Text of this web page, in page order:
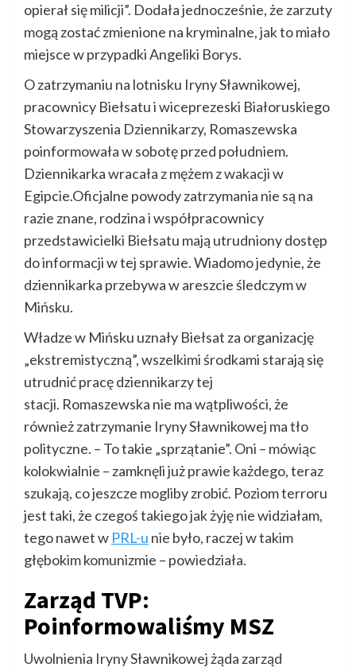
opierał się milicji”. Dodała jednocześnie, że zarzuty
mogą zostać zmienione na kryminalne, jak to miało
miejsce w przypadki Angeliki Borys.
O zatrzymaniu na lotnisku Iryny Sławnikowej,
pracownicy Biełsatu i wiceprezeski Białoruskiego
Stowarzyszenia Dziennikarzy, Romaszewska
poinformowała w sobotę przed południem.
Dziennikarka wracała z mężem z wakacji w
Egipcie.Oficjalne powody zatrzymania nie są na
razie znane, rodzina i współpracownicy
przedstawicielki Biełsatu mają utrudniony dostęp
do informacji w tej sprawie. Wiadomo jedynie, że
dziennikarka przebywa w areszcie śledczym w
Mińsku.
Władze w Mińsku uznały Biełsat za organizację
„ekstremistyczną”, wszelkimi środkami starają się
utrudnić pracę dziennikarzy tej
stacji. Romaszewska nie ma wątpliwości, że
również zatrzymanie Iryny Sławnikowej ma tło
polityczne. – To takie „sprzątanie”. Oni – mówiąc
kolokwialnie – zamknęli już prawie każdego, teraz
szukają, co jeszcze mogliby zrobić. Poziom terroru
jest taki, że czegoś takiego jak żyję nie widziałam,
tego nawet w PRL-u nie było, raczej w takim
głębokim komunizmie – powiedziała.
Zarząd TVP:
Poinformowaliśmy MSZ
Uwolnienia Iryny Sławnikowej żąda zarząd